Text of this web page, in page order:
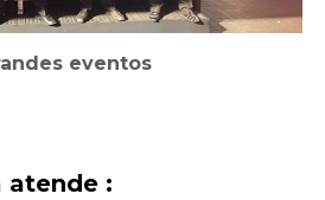
eventos
atende :